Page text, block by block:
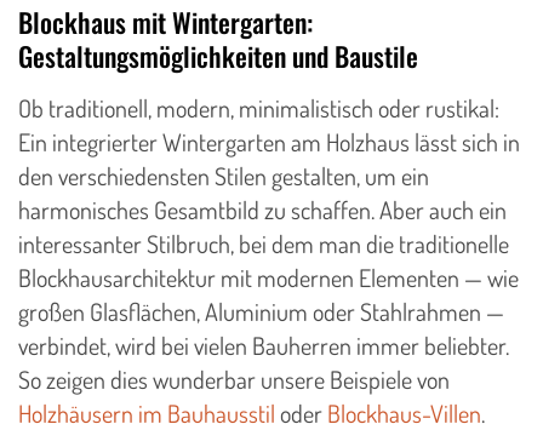
Blockhaus mit Wintergarten:
Gestaltungsmöglichkeiten und Baustile
Ob traditionell, modern, minimalistisch oder rustikal:
Ein integrierter Wintergarten am Holzhaus lässt sich in
den verschiedensten Stilen gestalten, um ein
harmonisches Gesamtbild zu schaffen. Aber auch ein
interessanter Stilbruch, bei dem man die traditionelle
Blockhausarchitektur mit modernen Elementen — wie
großen Glasflächen, Aluminium oder Stahlrahmen —
verbindet, wird bei vielen Bauherren immer beliebter.
So zeigen dies wunderbar unsere Beispiele von
Holzhäusern im Bauhausstil oderBlockhaus-Villen.